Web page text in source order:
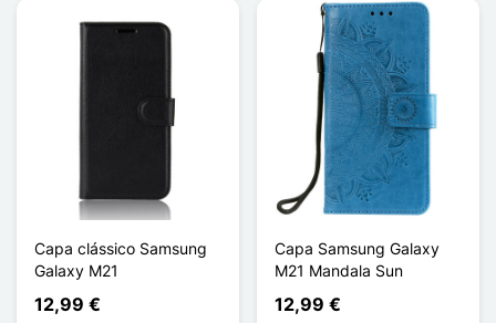
Capa clássico Samsung
Galaxy M21
12,99 €
Capa Samsung Galaxy
M21 Mandala Sun
12,99 €